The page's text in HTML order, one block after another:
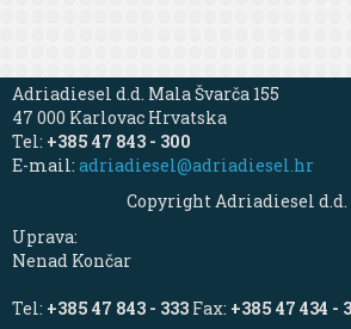
Adriadiesel d.d. Mala Švarča 155
47 000 Karlovac Hrvatska
Tel: +385 47 843 - 300
E-mail: adriadiesel@adriadiesel.hr
Copyright Adriadiesel d.d.
Uprava:
Nenad Končar
Tel: +385 47 843 - 333 Fax: +385 47 434 -